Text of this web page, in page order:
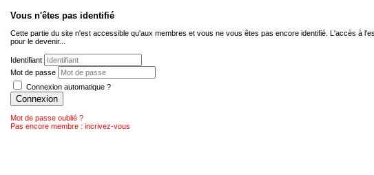
Vous n'êtes pas identifié
Cette partie du site n'est accessible qu'aux membres et vous ne vous êtes pas encore identifié. L'accès à
pour le devenir...
Identifiant
Mot de passe
Connexion automatique ?
Connexion
Mot de passe oublié ?
Pas encore membre : incrivez-vous